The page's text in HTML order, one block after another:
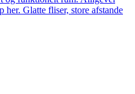
her. Glatte fliser, store afstande